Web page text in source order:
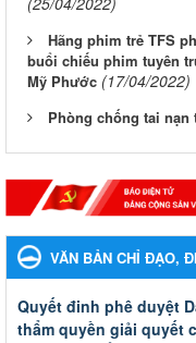
Hãng phim trẻ TFS
buổi chiếu phim tuyên
Mỹ Phước (17/04/2022)
Phòng chống tai
VĂN BẢN CHỈ ĐẠO,
Quyết đinh phê duyệt
thẩm quyền giải quyết